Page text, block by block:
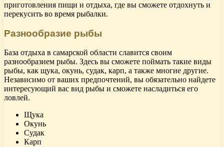
приготовления пищи и отдыха, где вы сможете отдохнуть и
перекусить во время рыбалки.
Разнообразие рыбы
База отдыха в самарской области славится своим
разнообразием рыбы. Здесь вы сможете поймать такие виды
рыбы, как щука, окунь, судак, карп, а также многие другие.
Независимо от ваших предпочтений, вы обязательно найдете
интересующий вас вид рыбы и сможете насладиться его
ловлей.
Щука
Окунь
Судак
Карп